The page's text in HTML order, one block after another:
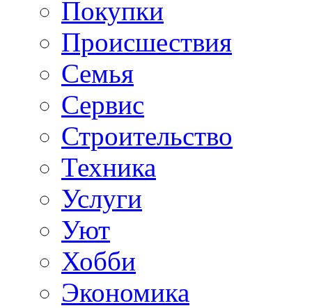
Покупки
Происшествия
Семья
Сервис
Строительство
Техника
Услуги
Уют
Хобби
Экономика